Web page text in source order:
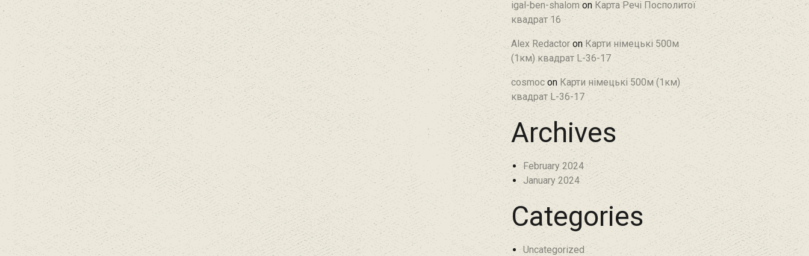
igal-ben-shalomon Карта Речі Посполитої
квадрат 16
Alex Redactoron Карти німецькі 500м
(1км) квадрат L-36-17
cosmocon Карти німецькі 500м (1км)
квадрат L-36-17
Archives
February 2024
January 2024
Categories
Uncategorized